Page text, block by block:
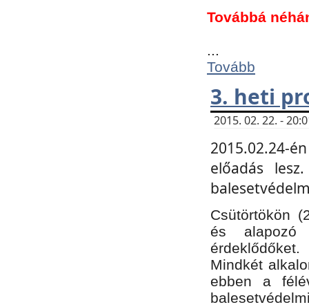
Továbbá
...
Tovább
3. heti
2015. 02. 22. -
2015.02.24-
előadás
Csütörtökön
és alapozó
érdeklődőket.
Mindkét
ebben a